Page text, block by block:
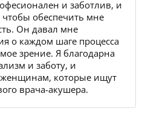
и заботлив, и
обеспечить мне
Он давал мне
о каждом шаге процесса
зрение. Я благодарна
и заботу, и
которые ищут
врача-акушера.